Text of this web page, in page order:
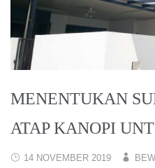
MENENTUKAN
ATAP KANOPI
14 NOVEMBER 2019